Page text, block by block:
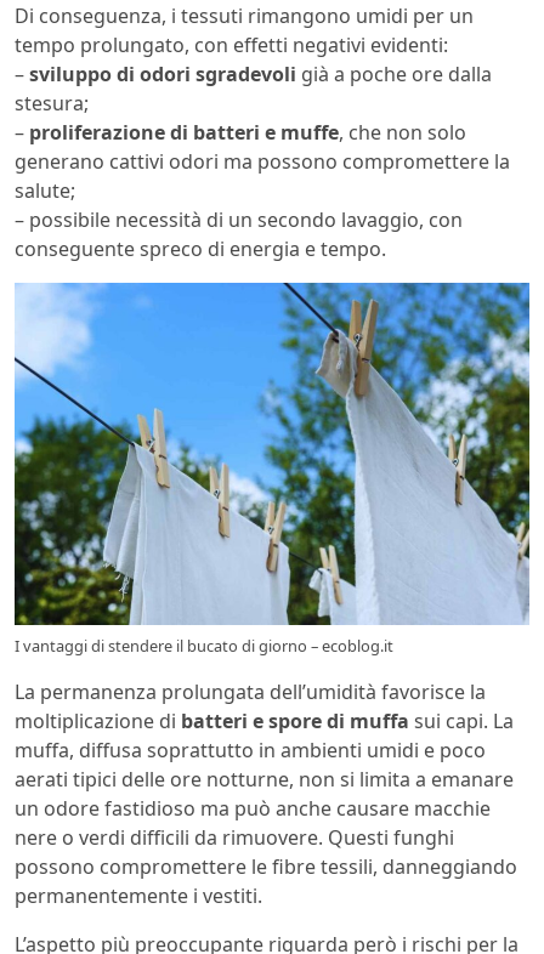
Di conseguenza, i tessuti rimangono umidi per un
tempo prolungato, con effetti negativi evidenti:
–sviluppo di odori sgradevoli già a poche ore dalla
stesura;
– proliferazione di batteri e muffe, che non solo
generano cattivi odori ma possono compromettere la
salute;
– possibile necessità di un secondo lavaggio, con
conseguente spreco di energia e tempo.
I vantaggi di stendere il bucato di giorno – ecoblog.it
La permanenza prolungata dell’umidità favorisce la
moltiplicazione di batteri e spore di muffa sui capi. La
muffa, diffusa soprattutto in ambienti umidi e poco
aerati tipici delle ore notturne, non si limita a emanare
un odore fastidioso ma può anche causare macchie
nere o verdi difficili da rimuovere. Questi funghi
possono compromettere le fibre tessili, danneggiando
permanentemente i vestiti.
L’aspetto più preoccupante riguarda però i rischi per la